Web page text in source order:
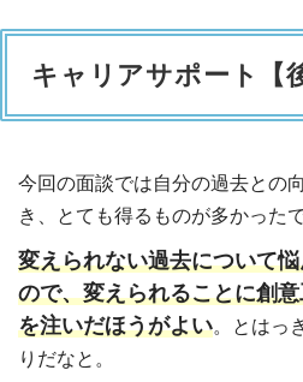
キャリアサポート【
今回の面談では自分の過去との
き、とても得るものが多かった
変えられない過去について
ので、変えられることに創
を注いだほうがよい。とはっ
りだなと。